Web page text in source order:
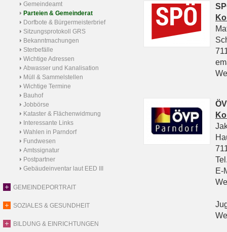
Gemeindeamt
Parteien & Gemeinderat
Dorfbote & Bürgermeisterbrief
Sitzungsprotokoll GRS
Bekanntmachungen
Sterbefälle
Wichtige Adressen
Abwasser und Kanalisation
Müll & Sammelstellen
Wichtige Termine
Bauhof
Jobbörse
Kataster & Flächenwidmung
Interessante Links
Wahlen in Parndorf
Fundwesen
Amtssignatur
Postpartner
Gebäudeinventar laut EED III
GEMEINDEPORTRAIT
SOZIALES & GESUNDHEIT
BILDUNG & EINRICHTUNGEN
E-